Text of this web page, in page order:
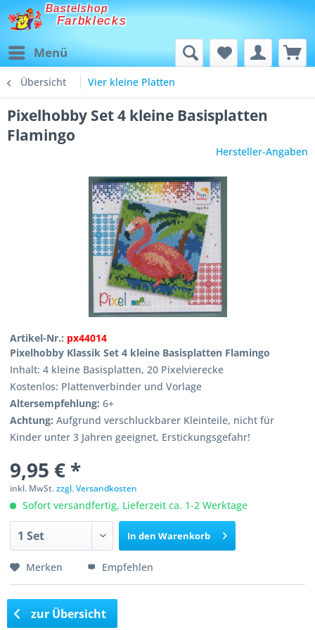
Bastelshop
Farbklecks
Menü
Übersicht Vier kleine Platten
Pixelhobby Set 4 kleine Basisplatten
Flamingo
Hersteller-Angaben
Artikel-Nr.: px44014
Pixelhobby Klassik Set 4 kleine Basisplatten Flamingo
Inhalt: 4 kleine Basisplatten, 20 Pixelvierecke
Kostenlos: Plattenverbinder und Vorlage
Altersempfehlung:6+
Achtung: Aufgrund verschluckbarer Kleinteile, nicht für
Kinder unter 3 Jahren geeignet, Erstickungsgefahr!
9,95 € *
inkl. MwSt.zzgl. Versandkosten
Sofort versandfertig, Lieferzeit ca. 1-2 Werktage
In den Warenkorb
Merken Empfehlen
zur Übersicht